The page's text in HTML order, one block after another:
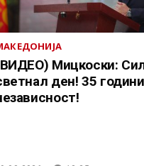
Мицкоски:
ден! 35 години